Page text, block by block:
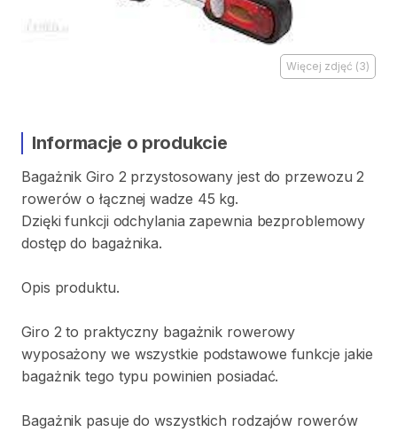
Więcej zdjęć (3)
Informacje o produkcie
Bagażnik Giro 2 przystosowany jest do przewozu 2
rowerów o łącznej wadze 45 kg.
Dzięki funkcji odchylania zapewnia bezproblemowy
dostęp do bagażnika.
Opis produktu.
Giro 2 to praktyczny bagażnik rowerowy
wyposażony we wszystkie podstawowe funkcje jakie
bagażnik tego typu powinien posiadać.
Bagażnik pasuje do wszystkich rodzajów rowerów